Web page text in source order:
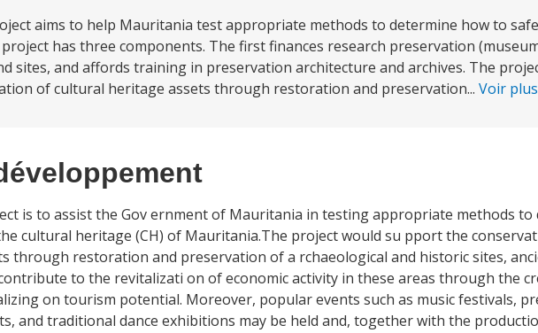
aims to help Mauritania test appropriate methods to determine how to
has three components. The first finances research preservation
sites, and affords training in preservation architecture and archives. The
of cultural heritage assets through restoration and preservation... Voir
is to assist the Gov ernment of Mauritania in testing appropriate methods
cultural heritage (CH) of Mauritania.The project would su pport the
through restoration and preservation of a rchaeological and historic sites,
to the revitalizati on of economic activity in these areas through the
on tourism potential. Moreover, popular events such as music festivals,
and traditional dance exhibitions may be held and, together with the